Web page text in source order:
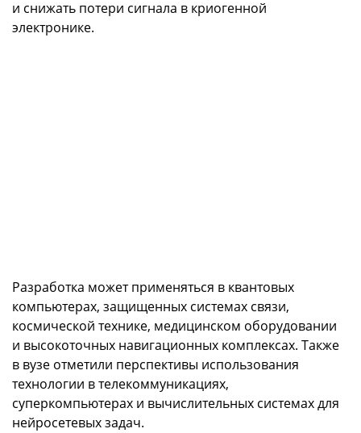
и снижать потери сигнала в криогенной
электронике.
Разработка может применяться в квантовых
компьютерах, защищенных системах связи,
космической технике, медицинском оборудовании
и высокоточных навигационных комплексах. Также
в вузе отметили перспективы использования
технологии в телекоммуникациях,
суперкомпьютерах и вычислительных системах для
нейросетевых задач.